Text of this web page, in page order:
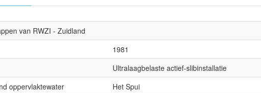
van RWZI - Zuidland
1981
Ultralaagbelaste actief-slibinstallatie
oppervlaktewater
Het Spui